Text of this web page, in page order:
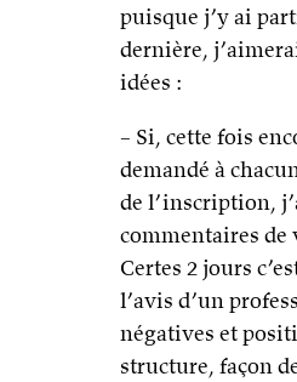
puisque j’y ai
dernière,
idées :
– Si, cette fois
demandé à
de l’inscription,
commentaires de
Certes 2 jours
l’avis d’un
négatives et
structure, façon